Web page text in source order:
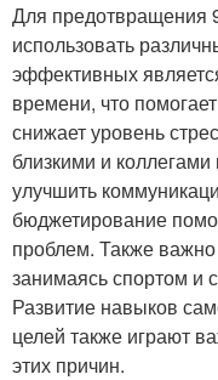
Для предотвращения
использовать
эффективных
времени, что
снижает уровень
близкими и
улучшить
бюджетирование
проблем. Также важно
занимаясь спортом и
Развитие навыков
целей также играют
этих причин.